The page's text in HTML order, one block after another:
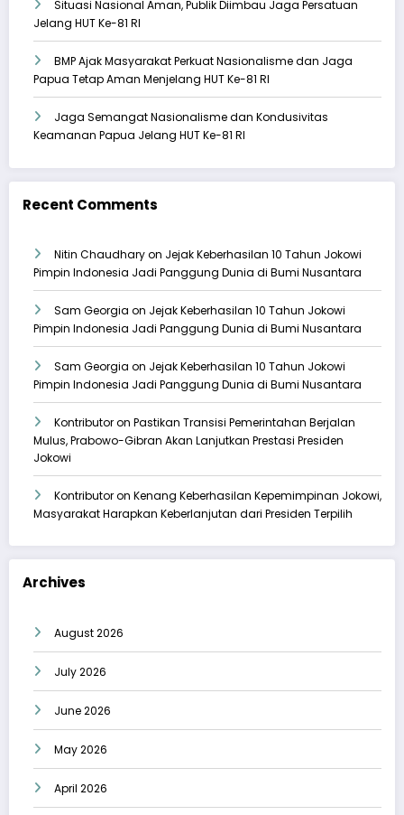
Situasi Nasional Aman, Publik Diimbau Jaga Persatuan
Jelang HUT Ke-81 RI
BMP Ajak Masyarakat Perkuat Nasionalisme dan Jaga
Papua Tetap Aman Menjelang HUT Ke-81 RI
Jaga Semangat Nasionalisme dan Kondusivitas
Keamanan Papua Jelang HUT Ke-81 RI
Recent Comments
Nitin Chaudharyon Jejak Keberhasilan 10 Tahun Jokowi
Pimpin Indonesia Jadi Panggung Dunia di Bumi Nusantara
Sam Georgia on Jejak Keberhasilan 10 Tahun Jokowi
Pimpin Indonesia Jadi Panggung Dunia di Bumi Nusantara
Sam Georgia on Jejak Keberhasilan 10 Tahun Jokowi
Pimpin Indonesia Jadi Panggung Dunia di Bumi Nusantara
Kontributoron Pastikan Transisi Pemerintahan Berjalan
Mulus, Prabowo-Gibran Akan Lanjutkan Prestasi Presiden
Jokowi
Kontributoron Kenang Keberhasilan Kepemimpinan Jokowi,
Masyarakat Harapkan Keberlanjutan dari Presiden Terpilih
Archives
August 2026
July 2026
June 2026
May 2026
April 2026